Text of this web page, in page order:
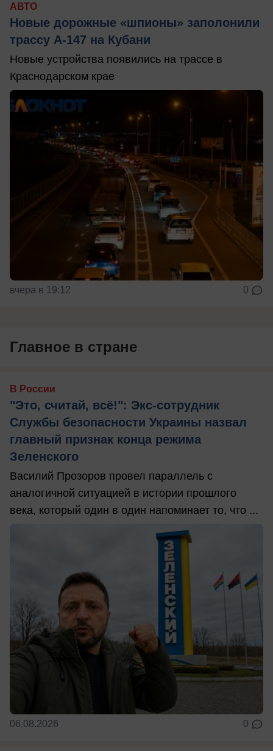
АВТО
Новые дорожные «шпионы» заполонили
трассу А-147 на Кубани
Новые устройства появились на трассе в
Краснодарском крае
вчера в 19:12 0
Главное в стране
В России
"Это, считай, всё!": Экс-сотрудник
Службы безопасности Украины назвал
главный признак конца режима
Зеленского
Василий Прозоров провел параллель с
аналогичной ситуацией в истории прошлого
века, который один в один напоминает то, что ...
06.08.2026 0